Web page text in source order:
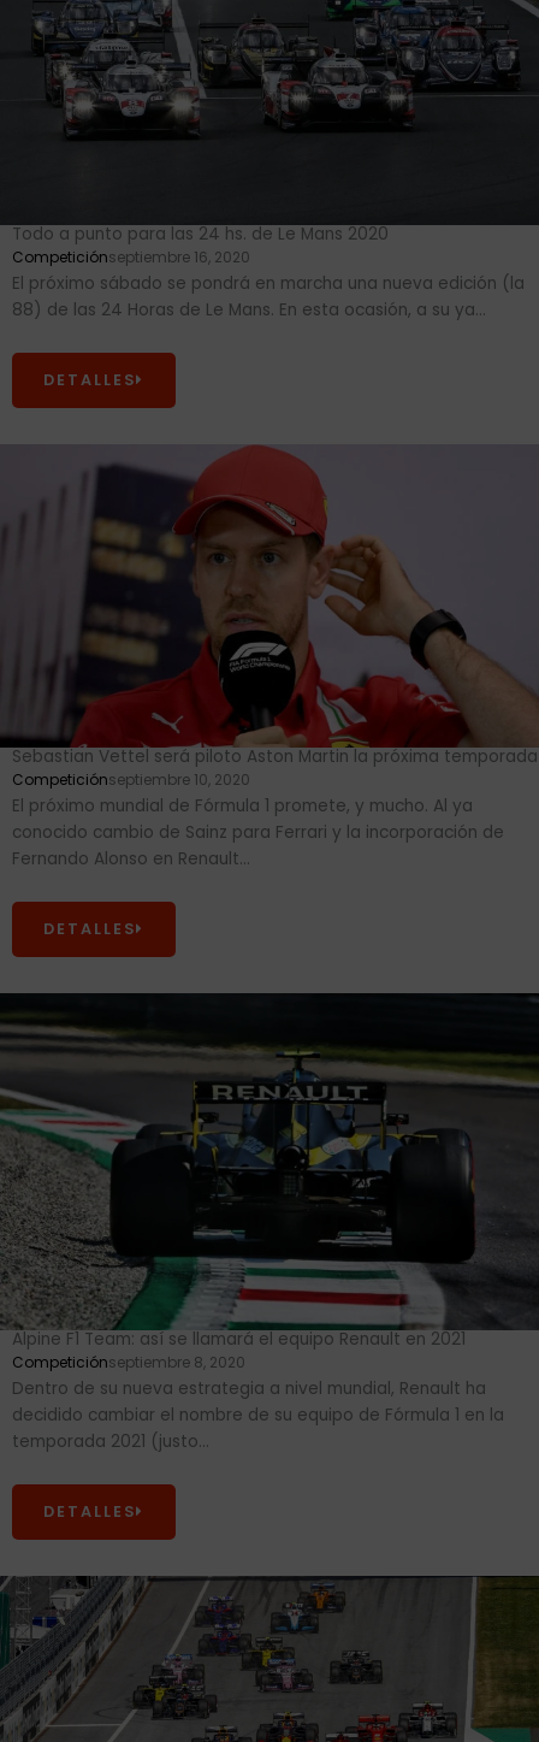
Todo a punto para las 24 hs. de Le Mans 2020
Competiciónseptiembre 16, 2020
El próximo sábado se pondrá en marcha una nueva edición (la
88) de las 24 Horas de Le Mans. En esta ocasión, a su ya...
DETALLES
Sebastian Vettel será piloto Aston Martin la próxima temporada
Competiciónseptiembre 10, 2020
El próximo mundial de Fórmula 1 promete, y mucho. Al ya
conocido cambio de Sainz para Ferrari y la incorporación de
Fernando Alonso en Renault...
DETALLES
Alpine F1 Team: así se llamará el equipo Renault en 2021
Competiciónseptiembre 8, 2020
Dentro de su nueva estrategia a nivel mundial, Renault ha
decidido cambiar el nombre de su equipo de Fórmula 1 en la
temporada 2021 (justo...
DETALLES